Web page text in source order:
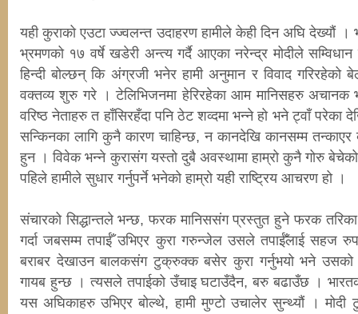
यही कुराको एउटा ज्ज्वलन्त उदाहरण हामीले केही दिन अघि देख्यौं ।
भ्रमणको १७ वर्षे खडेरी अन्त्य गर्दै आएका नरेन्द्र मोदीले सम्विधान
हिन्दी बोल्छन् कि अंग्रजी भनेर हामी अनुमान र विवाद गरिरहेको
वक्तव्य शुरु गरे । टेलिभिजनमा हेरिरहेका आम मानिसहरु अचानक
वरिष्ठ नेताहरु त हाँसिरहँदा पनि ठेट शव्दमा भन्ने हो भने ट्वाँ
सन्किनका लागि कुनै कारण चाहिन्छ, न कानदेखि कानसम्म तन्काएर
हुन । विवेक भन्ने कुरासंग यस्तो दुबै अवस्थामा हाम्रो कुनै गोरु
पहिले हामीले सुधार गर्नुपर्ने भनेको हाम्रो यही राष्ट्रिय आचरण हो ।
संचारको सिद्धान्तले भन्छ, फरक मानिससंग प्रस्तुत हुने फरक
गर्दा जबसम्म तपाईँ उभिएर कुरा गरुन्जेल उसले तपाईँलाई सहज
बराबर देखाउन बालकसंग टुक्रुक्क बसेर कुरा गर्नुभयो भने उसको
गायब हुन्छ । त्यसले तपाईको उँचाइ घटाउँदैन, बरु बढाउँछ ।
यस अघिकाहरु उभिएर बोल्थे, हामी मुण्टो उचालेर सुन्थ्यौं । मोदी